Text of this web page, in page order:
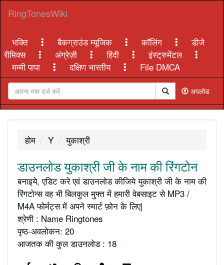
RingTonesWiki
भक्ति बैकग्राउंड म्यूजिक कॉलिंग
डीजे
रीमिक्स
अंग्रेज़ी हिंदी
इंस्ट्रुमेंटल
मम्मी पापा
दक्षिण भारतीय File DMCA
अपलोड
होम Y युकाश्री
डाउनलोड युकाश्री जी के नाम की रिंगटोन
बनाइये, एडिट करे एवं डाउनलोड कीजिये युकाश्री जी के नाम की
रिंगटोन्स वह भी बिलकुल मुफ्त में हमारी वेबसाइट से MP3 /
M4A फोर्मट्स में अपने स्मार्ट फ़ोन के लिए|
श्रेणी : Name Ringtones
पृष्ठ-अवलोकन: 20
आजतक की कुल डाउनलोड : 18